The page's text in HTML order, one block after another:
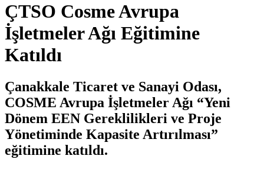
ÇTSO Cosme Avrupa
İşletmeler Ağı Eğitimine
Katıldı
Çanakkale Ticaret ve Sanayi Odası,
COSME Avrupa İşletmeler Ağı “Yeni
Dönem EEN Gereklilikleri ve Proje
Yönetiminde Kapasite Artırılması”
eğitimine katıldı.